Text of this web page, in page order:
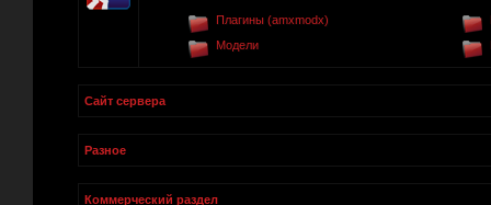
Плагины (amxmodx)
Модели
Сайт сервера
Разное
Коммерческий раздел